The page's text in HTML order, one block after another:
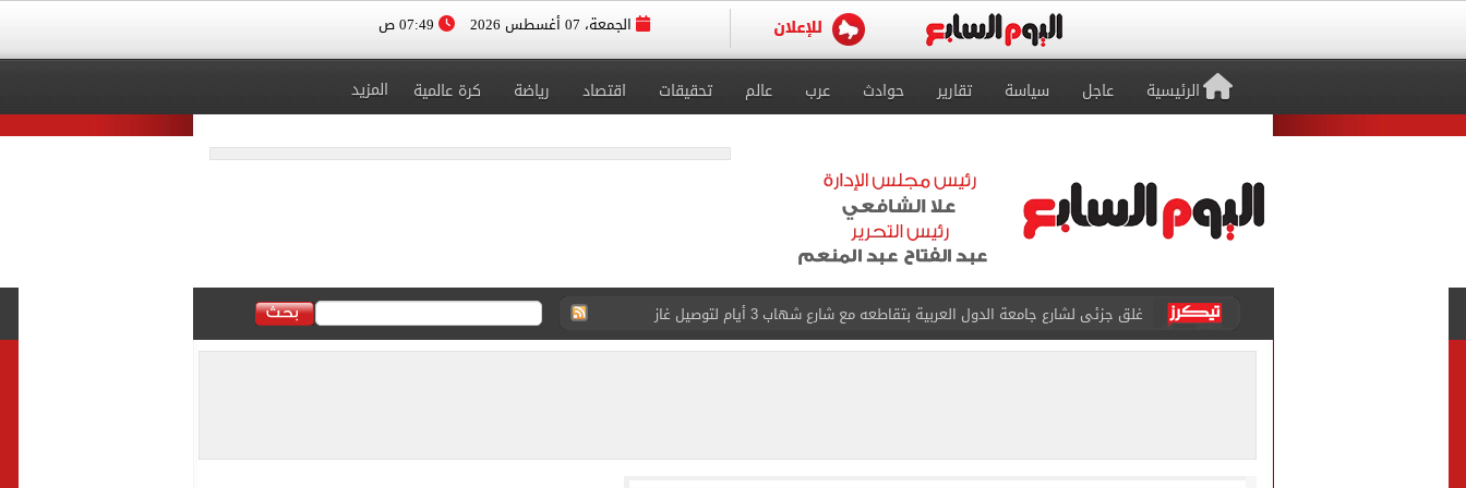
الجمعة، 07 أغسطس 2026
الرئيسية عاجل سياسة تقارير حوادث عرب عالم تحقيقات اقتصاد رياضة كرة عالمية المزيد
عمرو دياب يدخل موسوعة جينيس بعد تصدره قائمة بيلبورد عربية لـ68 أسبوعا
إغلاق طريق مصر أسوان الزراعى الغربى كليا من المنيب للعياط.. اعرف التحويلات
الاستعلامات تفند ادعاءات ذا صن وميرور حول علاج سيدة بريطانية في شرم الشيخ